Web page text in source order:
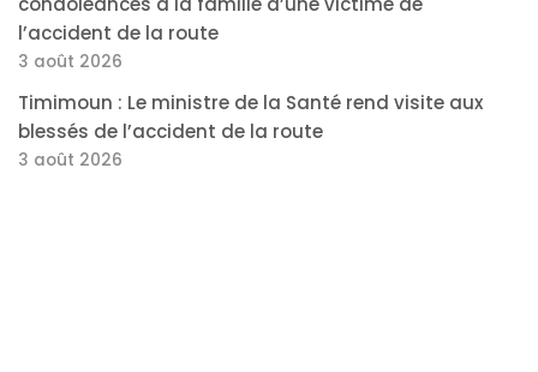
l’accident de la route
3 août 2026
Timimoun : Le ministre de la Santé rend visite aux
blessés de l’accident de la route
3 août 2026